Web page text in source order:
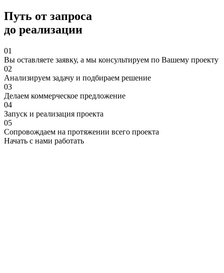
Путь от запроса
до реализации
01
Вы оставляете заявку, а мы консультируем по Вашему проекту
02
Анализируем задачу и подбираем решение
03
Делаем коммерческое предложение
04
Запуск и реализация проекта
05
Сопровождаем на протяжении всего проекта
Начать с нами работать